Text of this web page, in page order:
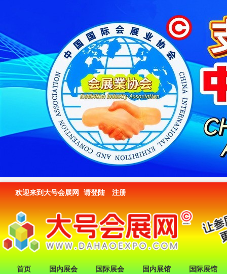
欢迎来到大号会展网 请登陆 注册
首页 国内展会 国际展会 国内展馆 国际展馆